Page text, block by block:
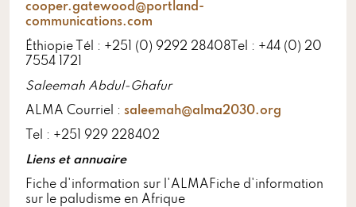
cooper.gatewood@portland-
communications.com
Éthiopie Tél : +251 (0) 9292 28408Tel : +44 (0) 20
7554 1721
Saleemah Abdul-Ghafur
ALMA Courriel : saleemah@alma2030.org
Tel : +251 929 228402
Liens et annuaire
Fiche d'information sur l'ALMAFiche d'information
sur le paludisme en Afrique